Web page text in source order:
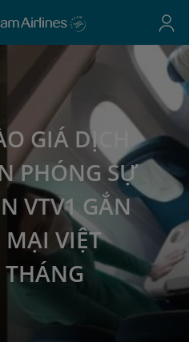
GIÁ DỊCH
PHÓNG SỰ
VTV1 GẮN
VIỆT